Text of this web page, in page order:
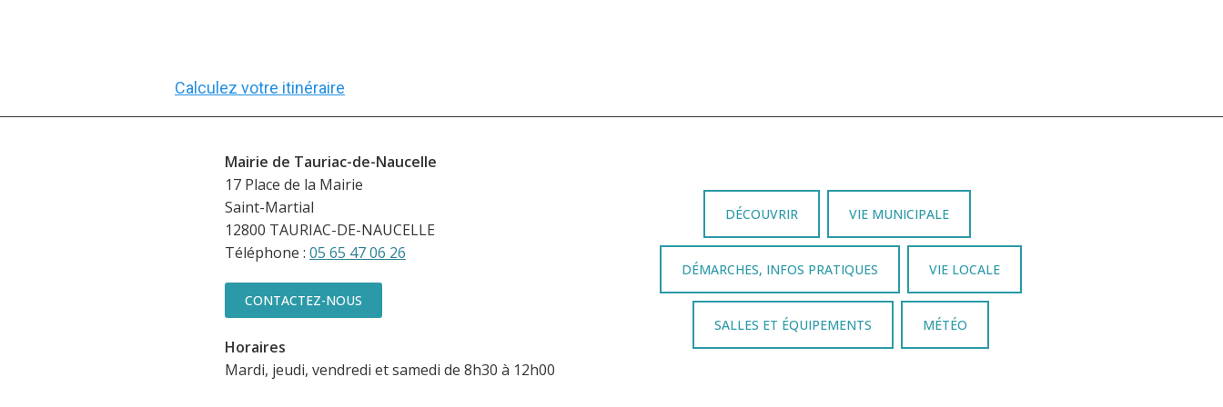
Calculez votre itinéraire
Mairie de Tauriac-de-Naucelle
17 Place de la Mairie
Saint-Martial
12800 TAURIAC-DE-NAUCELLE
Téléphone : 05 65 47 06 26
CONTACTEZ-NOUS
Horaires
Mardi, jeudi, vendredi et samedi de 8h30 à 12h00
DÉCOUVRIR VIE MUNICIPALE
DÉMARCHES, INFOS PRATIQUES VIE LOCALE
SALLES ET ÉQUIPEMENTS MÉTÉO